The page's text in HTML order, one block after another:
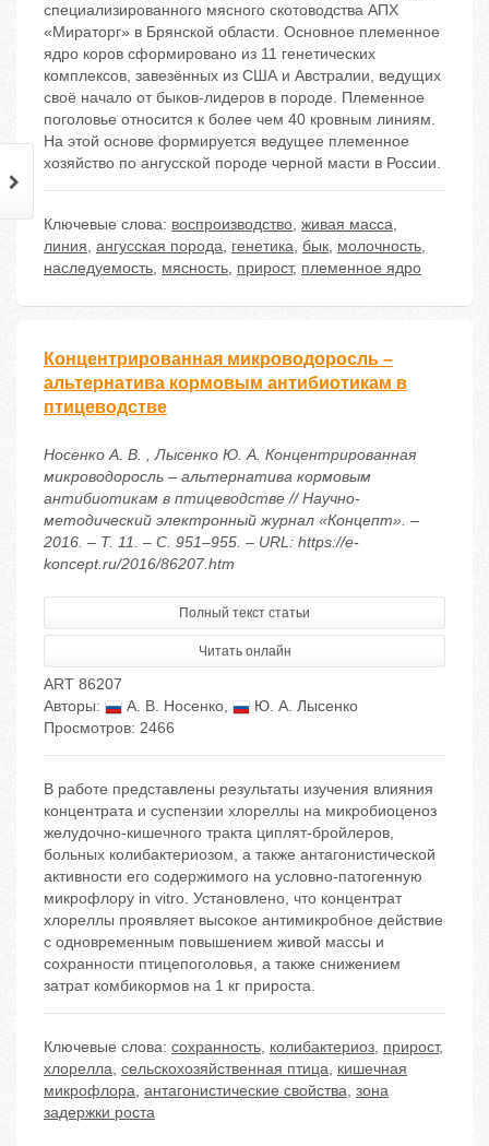
специализированного мясного скотоводства АПХ
«Мираторг» в Брянской области. Основное племенное
ядро коров сформировано из 11 генетических
комплексов, завезённых из США и Австралии, ведущих
своё начало от быков-лидеров в породе. Племенное
поголовье относится к более чем 40 кровным линиям.
На этой основе формируется ведущее племенное
хозяйство по ангусской породе черной масти в России.
Ключевые слова: воспроизводство, живая масса,
линия, ангусская порода, генетика, бык, молочность,
наследуемость, мясность, прирост, племенное ядро
Концентрированная микроводоросль –
альтернатива кормовым антибиотикам в
птицеводстве
Носенко А. В. , Лысенко Ю. А. Концентрированная
микроводоросль – альтернатива кормовым
антибиотикам в птицеводстве // Научно-
методический электронный журнал «Концепт». –
2016. – Т. 11. – С. 951–955. – URL: https://e-
koncept.ru/2016/86207.htm
Полный текст статьи
Читать онлайн
ART 86207
Авторы:
А. В. Носенко,
Ю. А. Лысенко
Просмотров: 2466
В работе представлены результаты изучения влияния
концентрата и суспензии хлореллы на микробиоценоз
желудочно-кишечного тракта циплят-бройлеров,
больных колибактериозом, а также антагонистической
активности его содержимого на условно-патогенную
микрофлору in vitro. Установлено, что концентрат
хлореллы проявляет высокое антимикробное действие
с одновременным повышением живой массы и
сохранности птицепоголовья, а также снижением
затрат комбикормов на 1 кг прироста.
Ключевые слова: сохранность, колибактериоз, прирост,
хлорелла, сельскохозяйственная птица, кишечная
микрофлора, антагонистические свойства, зона
задержки роста